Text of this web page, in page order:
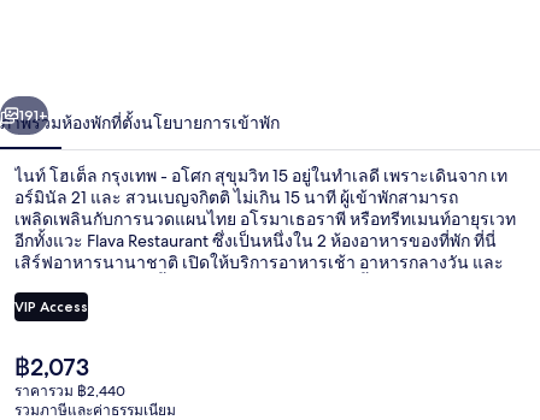
อโศก
สุขุมวิท
15
า
ถัดไป
191+
ภาพรวมห้องพักที่ตั้งนโยบายการเข้าพัก
ไนท์ โฮเต็ล กรุงเทพ - อโศก สุขุมวิท 15 อยู่ในทำเลดี เพราะเดินจาก เท
อร์มินัล 21 และ สวนเบญจกิตติ ไม่เกิน 15 นาที ผู้เข้าพักสามารถ
เพลิดเพลินกับการนวดแผนไทย อโรมาเธอราพี หรือทรีทเมนท์อายุรเวท
อีกทั้งแวะ Flava Restaurant ซึ่งเป็นหนึ่งใน 2 ห้องอาหารของที่พัก ที่นี่
เสิร์ฟอาหารนานาชาติ เปิดให้บริการอาหารเช้า อาหารกลางวัน และ
ชม.คือความน่าประทับใจเพิ่มเติมของที่พัก นักเดินทางต่างชอบที่
สามารถเดินไปขนส่งสาธารณะได้ใกล้ๆ โดย สถานีบีทีเอสอโศก อยู่ห่าง
นาที
VIP Access
ราคา
ปัจจุบัน
฿2,073
฿2,073
ราคารวม ฿2,440
รวมภาษีและค่าธรรมเนียม